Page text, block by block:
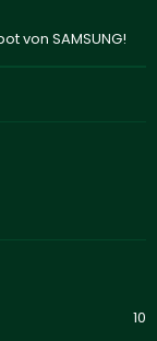
von SAMSUNG!
10